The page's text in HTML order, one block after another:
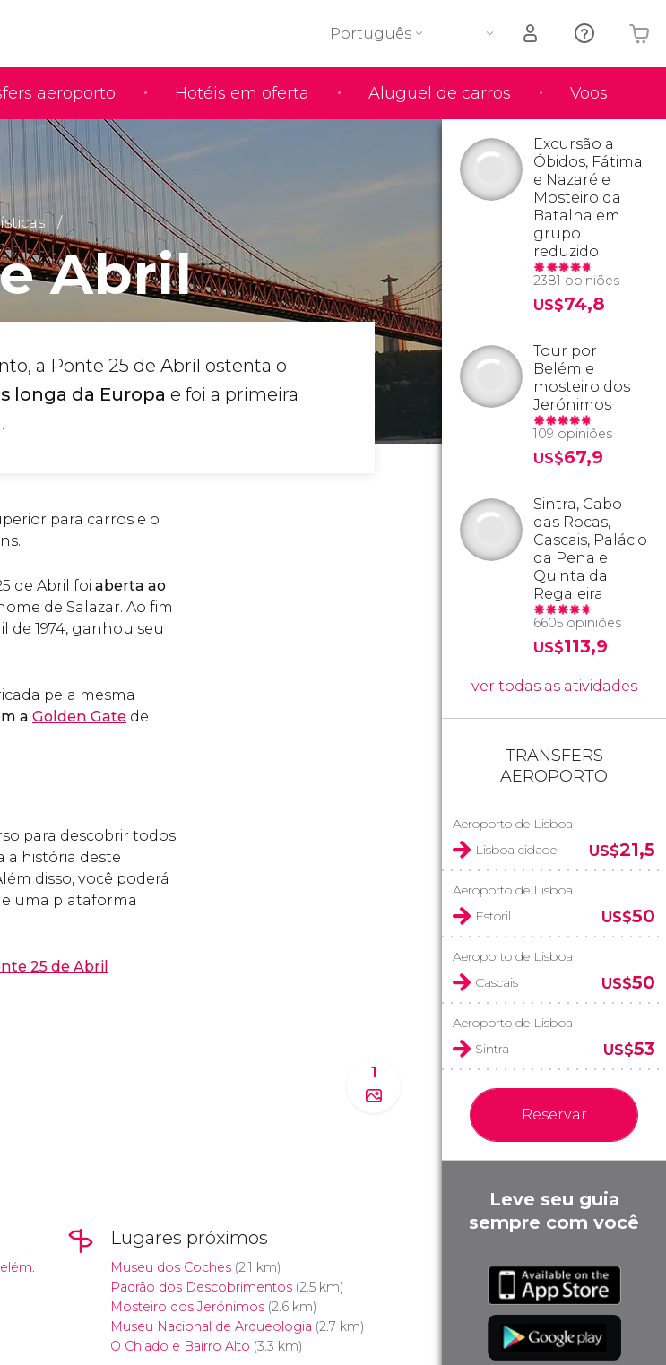
aeroporto Hotéis em oferta Aluguel de carros Voos
Português
O seu carrinho está vazio
Abril
a Ponte 25 de Abril ostenta o
longa da Europa e foi a primeira
para carros e o
de Abril foi aberta ao
de Salazar. Ao fim
de 1974, ganhou seu
pela mesma
a Golden Gate de
para descobrir todos
a história deste
disso, você poderá
uma plataforma
25 de Abril
1
Lugares próximos
Museu dos Coches(2.1 km)
Padrão dos Descobrimentos(2.5 km)
Mosteiro dos Jerónimos(2.6 km)
Museu Nacional de Arqueologia (2.7 km)
O Chiado e Bairro Alto (3.3 km)
Excursão a
Óbidos, Fátima
e Nazaré e
Mosteiro da
Batalha em
grupo
reduzido
2381 opiniões
US$74,8
Tour por
Belém e
mosteiro dos
Jerónimos
109 opiniões
US$67,9
Sintra, Cabo
das Rocas,
Cascais, Palácio
da Pena e
Quinta da
Regaleira
6605 opiniões
US$113,9
ver todas as atividades
TRANSFERS
AEROPORTO
Aeroporto de Lisboa
Lisboa cidade
US$21,5
Aeroporto de Lisboa
Estoril
US$50
Aeroporto de Lisboa
Cascais
US$50
Aeroporto de Lisboa
Sintra
US$53
Reservar
Leve seu guia
sempre com você